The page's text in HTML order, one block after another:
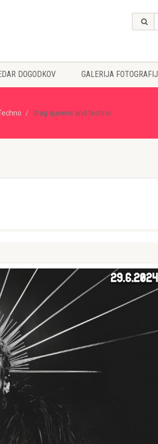
DOGODKOV GALERIJA FOTOGRAFIJ
drag queens and techno